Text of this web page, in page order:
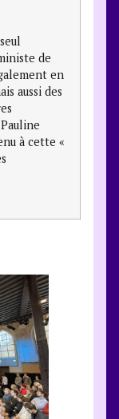
de
en
aussi des
à cette «